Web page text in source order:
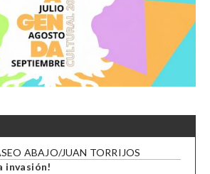
ABAJO/JUAN TORRIJOS
invasión!